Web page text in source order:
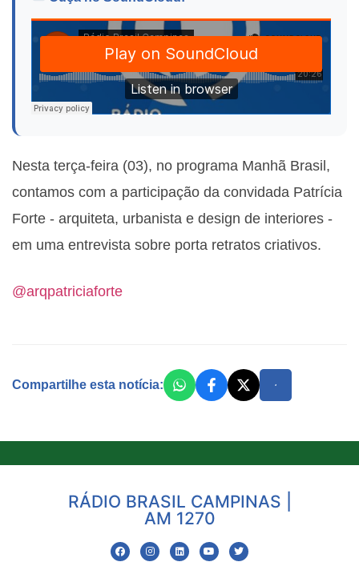
Nesta terça-feira (03), no programa Manhã Brasil,
contamos com a participação da convidada Patrícia
Forte - arquiteta, urbanista e design de interiores -
em uma entrevista sobre porta retratos criativos.
@arqpatriciaforte
Compartilhe esta notícia:
RÁDIO BRASIL CAMPINAS |
AM 1270